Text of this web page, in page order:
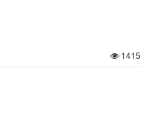
1415